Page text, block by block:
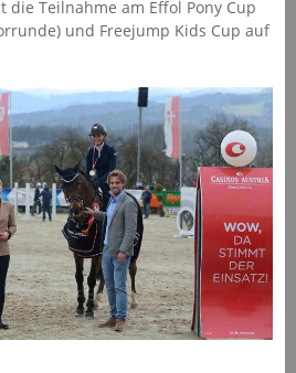
die Teilnahme am Effol Pony Cup
und Freejump Kids Cup auf